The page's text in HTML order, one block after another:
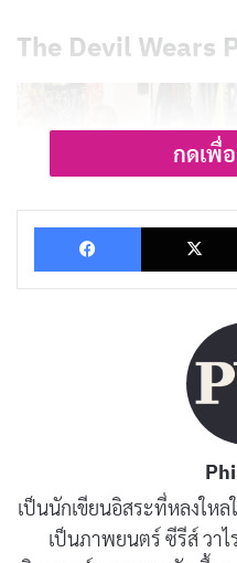
The Devil Wears
The Devil Wears Pradaคือ
แอนน์ แฮททาเ
จบใหม่ ต้องมาทำงานเป็นผู้
นิตยสารดังระดับโลก ชีวิต
วุ่นหาเสื้อผ้าแบรนด์เนม เรี
ต้องแลกด้วยเลือดเนื้อ หนั
กดเพื่
Facebook
เป็นนักเขียนอิสระที่หลงให
เป็นภาพยนตร์ ซีรีส์ วา